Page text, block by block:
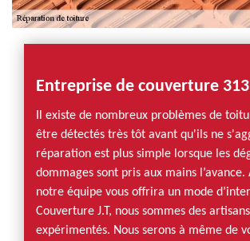
Entreprise de couverture
Il existe de nombreux problèmes de
être détectés très tôt avant qu'ils ne
réparation est plus simple lorsque les
dommages sont pris aux mains l’avance.
notre équipe vous offrira un mode
Couverture J.T, nous sommes des
expérimentés. Nous serons à même de